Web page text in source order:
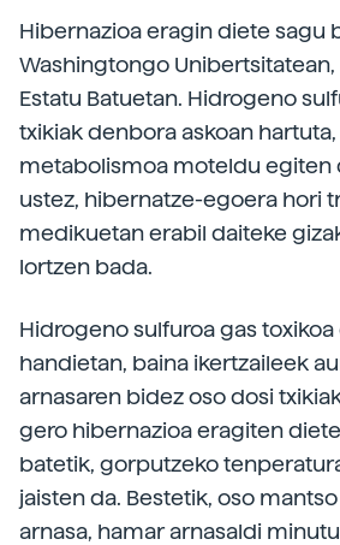
Hibernazioa eragin diete sagu
Washingtongo Unibertsitatean,
Estatu Batuetan. Hidrogeno
txikiak denbora askoan
metabolismoa moteldu egiten
ustez, hibernatze-egoera hori
medikuetan erabil daiteke
lortzen bada.
Hidrogeno sulfuroa gas toxikoa
handietan, baina ikertzaileek
arnasaren bidez oso dosi
gero hibernazioa eragiten
batetik, gorputzeko
jaisten da. Bestetik, oso
arnasa, hamar arnasaldi